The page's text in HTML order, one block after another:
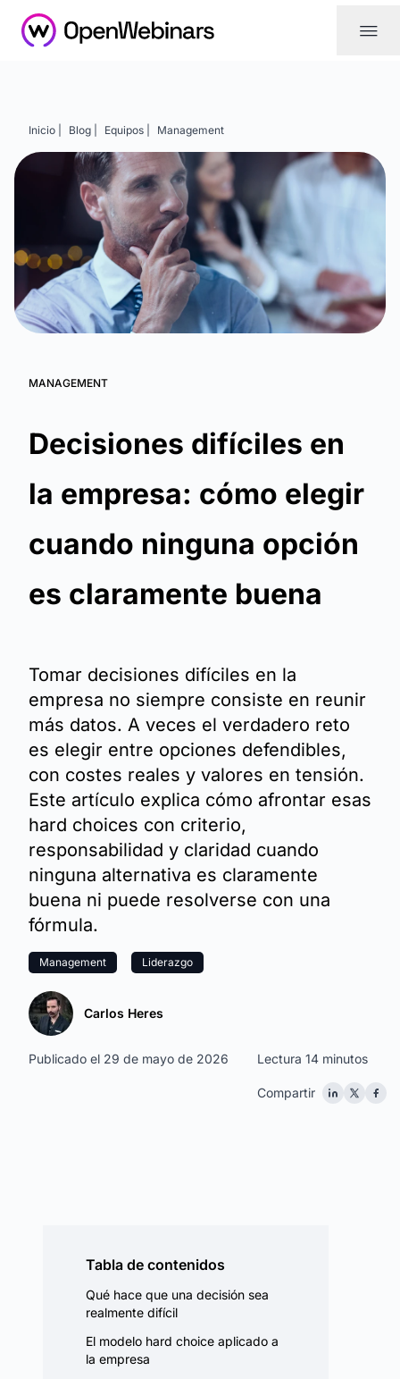
|||
Inicio | Blog | Equipos | Management
MANAGEMENT
Decisiones difíciles en
la empresa: cómo elegir
cuando ninguna opción
es claramente buena
Tomar decisiones difíciles en la
empresa no siempre consiste en reunir
más datos. A veces el verdadero reto
es elegir entre opciones defendibles,
con costes reales y valores en tensión.
Este artículo explica cómo afrontar esas
hard choices con criterio,
responsabilidad y claridad cuando
ninguna alternativa es claramente
buena ni puede resolverse con una
fórmula.
Management Liderazgo
Carlos Heres
Lectura 14 minutos
Publicado el 29 de mayo de 2026
Compartir
Tabla de contenidos
Qué hace que una decisión sea
realmente difícil
El modelo hard choice aplicado a
la empresa